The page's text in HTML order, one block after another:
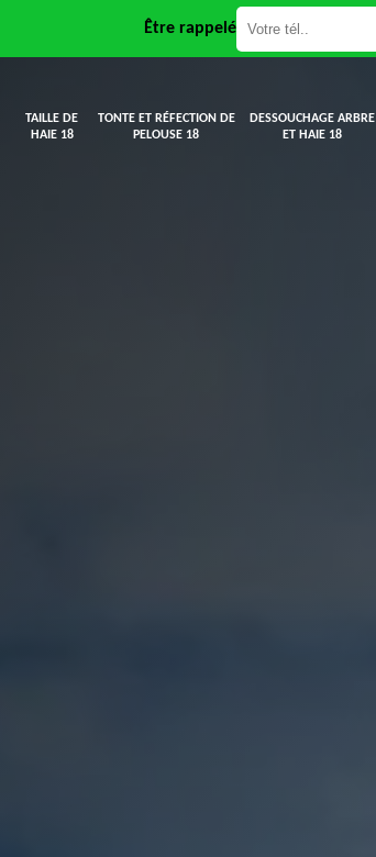
Être rappelé
TAILLE DE
HAIE 18
TONTE ET RÉFECTION DE
PELOUSE 18
DESSOUCHAGE ARBRE
ET HAIE 18